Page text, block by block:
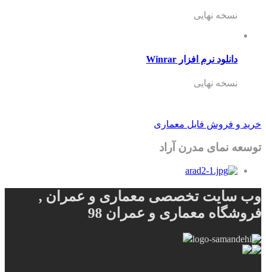
نسخه نهایی
دانلود نرم افزار Winrar
نسخه نهایی
خرید و فروش فایل معماری
توسعه نمای مدرن آراد
وب سایت تخصصی معماری و عمران ,
فروشگاه معماری و عمران 98